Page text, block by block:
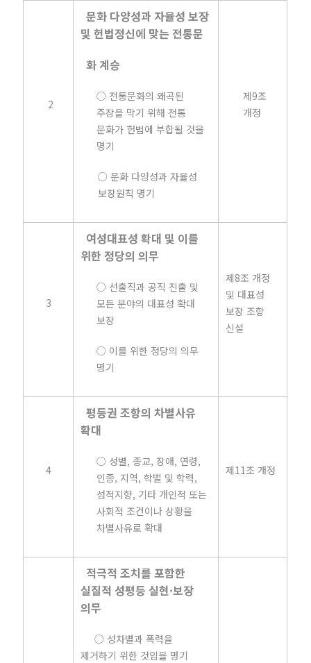
2
문화 다양성과 자율성 보장
및 헌법정신에 맞는 전통문
화 계승
○ 전통문화의 왜곡된
주장을 막기 위해 전통
문화가 헌법에 부합될 것을
명기
○ 문화 다양성과 자율성
보장원칙 명기
제9조
개정
3
여성대표성 확대 및 이를
위한 정당의 의무
○ 선출직과 공직 진출 및
모든 분야의 대표성 확대
보장
○ 이를 위한 정당의 의무
명기
제8조 개정
및 대표성
보장 조항
신설
4
평등권 조항의 차별사유
확대
○ 성별, 종교, 장애, 연령,
인종, 지역, 학벌 및 학력,
성적지향, 기타 개인적 또는
사회적 조건이나 상황을
차별사유로 확대
제11조 개정
적극적 조치를 포함한
실질적 성평등 실현·보장
의무
○ 성차별과 폭력을
제거하기 위한 것임을 명기